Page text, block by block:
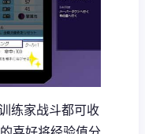
练家战斗都可收